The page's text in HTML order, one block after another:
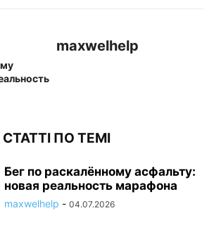
maxwelhelp
СТАТТІ ПО ТЕМІ
Бег по раскалённому асфальту:
новая реальность марафона
maxwelhelp - 04.07.2026